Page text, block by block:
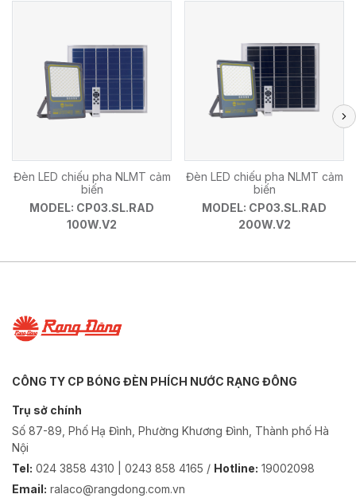
Đèn LED chiếu pha NLMT cảm
biến
MODEL: CP03.SL.RAD
100W.V2
Đèn LED chiếu pha NLMT cảm
biến
MODEL: CP03.SL.RAD
200W.V2
CÔNG TY CP BÓNG ĐÈN PHÍCH NƯỚC RẠNG ĐÔNG
Trụ sở chính
Số 87-89, Phố Hạ Đình, Phường Khương Đình, Thành phố Hà
Nội
Tel: 024 3858 4310 | 0243 858 4165 / Hotline: 19002098
Email: ralaco@rangdong.com.vn